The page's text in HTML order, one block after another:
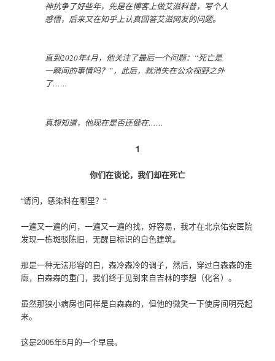
神抗争了好些年，先是在博客上做艾滋科普，写个人
感悟，后来又在知乎上认真回答艾滋网友的问题。
直到2020年4月，他关注了最后一个问题：“死亡是
一瞬间的事情吗？”，此后，就消失在公众视野之外
了……
真想知道，他现在是否还健在……
1
你们在谈论，我们却在死亡
“请问，感染科在哪里？“
一遍又一遍的问，一遍又一遍的找，好容易，我才在北京佑安医院
发现一栋斑驳陈旧，无醒目标识的白色建筑。
那是一种无法形容的白，森冷森冷的调子，然后，穿过白森森的走
廊，白森森的重门，我们终于见到来自吉林的李想（化名）。
虽然那狭小病房也同样是白森森的，但他的微笑一下使房间明亮起
来。
这是2005年5月的一个早晨。